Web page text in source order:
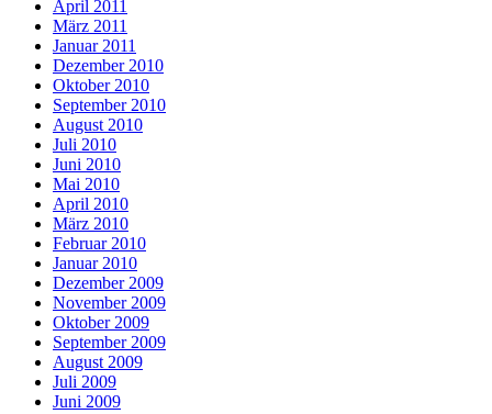
April 2011
März 2011
Januar 2011
Dezember 2010
Oktober 2010
September 2010
August 2010
Juli 2010
Juni 2010
Mai 2010
April 2010
März 2010
Februar 2010
Januar 2010
Dezember 2009
November 2009
Oktober 2009
September 2009
August 2009
Juli 2009
Juni 2009